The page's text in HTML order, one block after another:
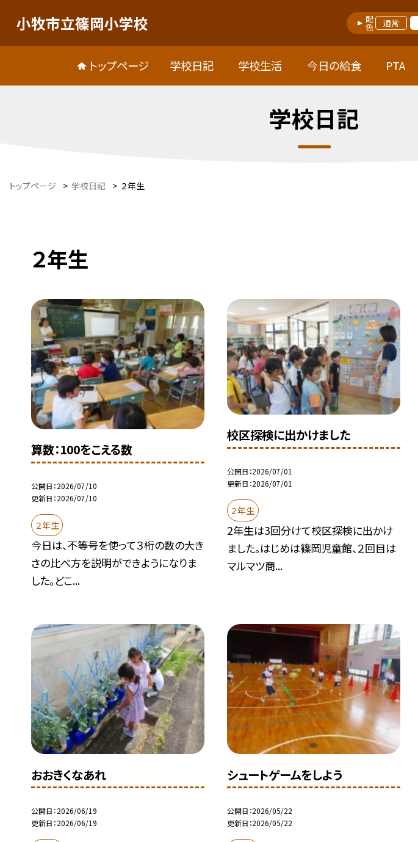
小牧市立篠岡小学校 配色 通常
トップページ 学校日記 学校生活 今日の給食 PTA
学校日記
トップページ > 学校日記 > ２年生
２年生
算数：100をこえる数
公開日 2026/07/10
更新日 2026/07/10
２年生
今日は、不等号を使って３桁の数の大き
さの比べ方を説明ができようになりま
した。どこ...
校区探検に出かけました
公開日 2026/07/01
更新日 2026/07/01
２年生
2年生は3回分けて校区探検に出かけ
ました。はじめは篠岡児童館、２回目は
マルマツ商...
おおきくなあれ
公開日 2026/06/19
更新日 2026/06/19
シュートゲームをしよう
公開日 2026/05/22
更新日 2026/05/22